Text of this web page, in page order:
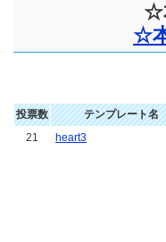
☆
☆
投票数 テンプレート名
21
heart3